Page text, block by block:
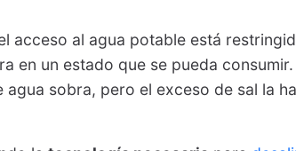
acceso al agua potable está
en un estado que se pueda
sobra, pero el exceso de sal la